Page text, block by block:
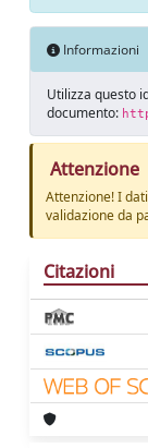
Informazioni
Utilizza questo
documento:
Attenzione
Attenzione! I
validazione da
Citazioni